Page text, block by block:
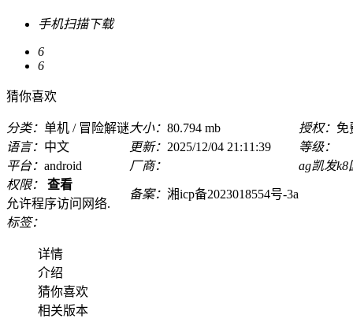
手机扫描下载
6
6
猜你喜欢
分类： 单机 / 冒险解谜 大小： 80.794 mb 授权： 免
语言： 中文 更新： 2025/12/04 21:11:39
等级：
平台： android 厂商：
ag凯发
权限：
查看
允许程序访问网络.
备案： 湘icp备2023018554号-3a
标签：
详情
介绍
猜你喜欢
相关版本